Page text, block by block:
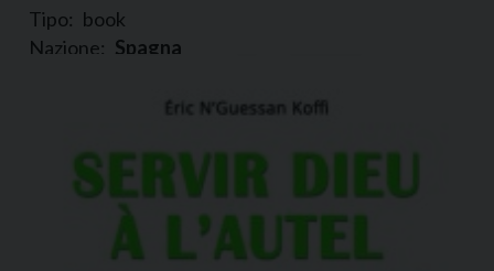
Tipo: book
Nazione: Spagna